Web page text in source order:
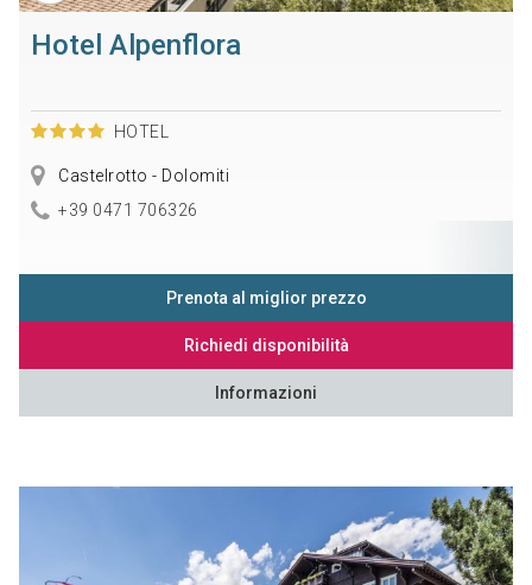
Hotel Alpenflora
HOTEL
Castelrotto - Dolomiti
+39 0471 706326
Prenota al miglior prezzo
Richiedi disponibilità
Informazioni